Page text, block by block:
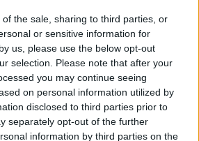
the sale, sharing to third parties, or
or sensitive information for
us, please use the below opt-out
selection. Please note that after your
you may continue seeing
on personal information utilized by
disclosed to third parties prior to
separately opt-out of the further
information by third parties on the
(1)
Ver perfil
Ver perfil